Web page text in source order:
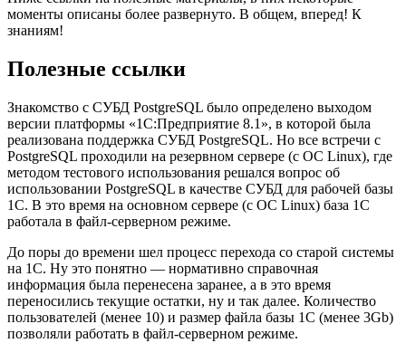
моменты описаны более развернуто. В общем, вперед! К
знаниям!
Полезные ссылки
Знакомство с СУБД PostgreSQL было определено выходом
версии платформы «1С:Предприятие 8.1», в которой была
реализована поддержка СУБД PostgreSQL. Но все встречи с
PostgreSQL проходили на резервном сервере (с ОС Linux), где
методом тестового использования решался вопрос об
использовании PostgreSQL в качестве СУБД для рабочей базы
1С. В это время на основном сервере (с ОС Linux) база 1С
работала в файл-серверном режиме.
До поры до времени шел процесс перехода со старой системы
на 1С. Ну это понятно — нормативно справочная
информация была перенесена заранее, а в это время
переносились текущие остатки, ну и так далее. Количество
пользователей (менее 10) и размер файла базы 1С (менее 3Gb)
позволяли работать в файл-серверном режиме.